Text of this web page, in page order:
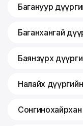
Багануур
Баганхангай
Баянзүрх
Налайх